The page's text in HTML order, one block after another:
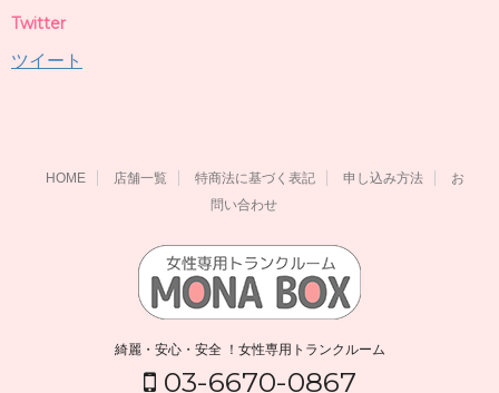
Twitter
ツイート
HOME 店舗一覧 特商法に基づく表記 申し込み方法
お
問い合わせ
綺麗・安心・安全 ！女性専用トランクルーム
03-6670-0867